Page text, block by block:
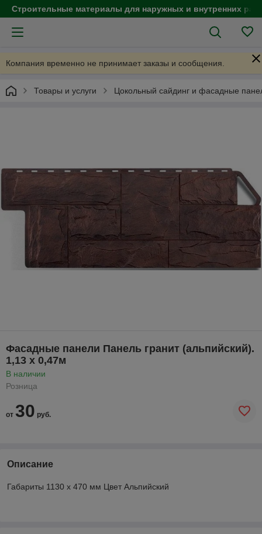
Строительные материалы для наружных и внутренних
Компания временно не принимает заказы и сообщения.
Товары и услуги Цокольный сайдинг и фасадные
Фасадные панели Панель гранит (альпийский).
1,13 х 0,47м
В наличии
Розница
от 30 руб.
Описание
Габариты 1130 x 470 мм Цвет Альпийский